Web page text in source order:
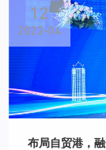
12
2023-04